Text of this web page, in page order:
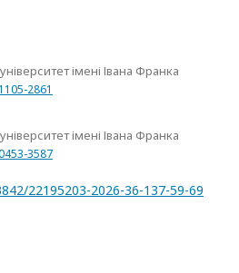
імені Івана Франка
2861
імені Івана Франка
3587
22195203-2026-36-137-59-69